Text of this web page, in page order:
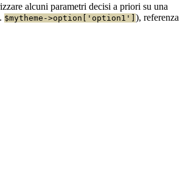
alcuni parametri decisi a priori su una
$mytheme->option['option1'] ), referenza